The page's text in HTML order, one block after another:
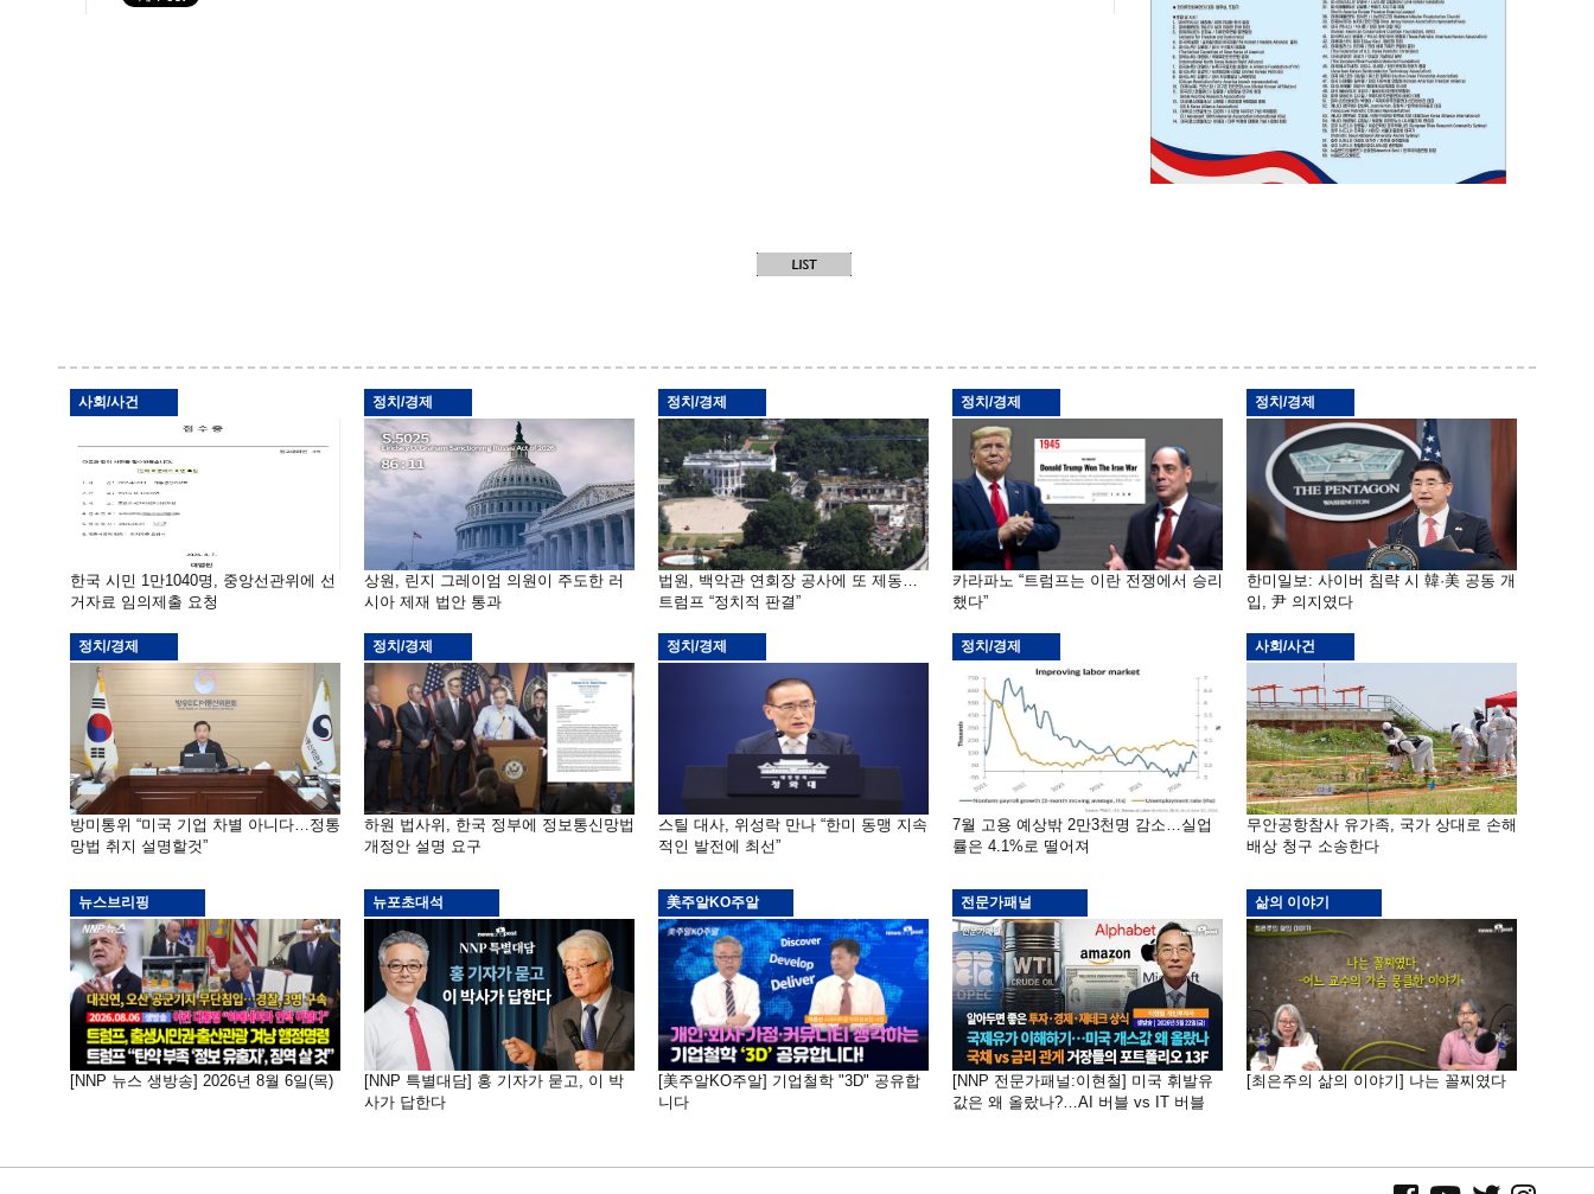
사회/사건
한국 시민 1만1040명, 중앙선관위에 선
거자료 임의제출 요청
정치/경제
상원, 린지 그레이엄 의원이 주도한 러
시아 제재 법안 통과
정치/경제
법원, 백악관 연회장 공사에 또 제동…
트럼프 “정치적 판결”
정치/경제
카라파노 “트럼프는 이란 전쟁에서 승리
했다”
정치/경제
한미일보: 사이버 침략 시 韓·美 공동 개
입, 尹 의지였다
정치/경제
방미통위 “미국 기업 차별 아니다…정통
망법 취지 설명할것”
정치/경제
하원 법사위, 한국 정부에 정보통신망법
개정안 설명 요구
정치/경제
스틸 대사, 위성락 만나 “한미 동맹 지속
적인 발전에 최선”
정치/경제
7월 고용 예상밖 2만3천명 감소…실업
률은 4.1%로 떨어져
사회/사건
무안공항참사 유가족, 국가 상대로 손해
배상 청구 소송한다
뉴스브리핑
[NNP 뉴스 생방송] 2026년 8월 6일(목)
뉴포초대석
[NNP 특별대담] 홍 기자가 묻고, 이 박
사가 답한다
美주알KO주알
[美주알KO주알] 기업철학 "3D" 공유합
니다
전문가패널
[NNP 전문가패널:이현철] 미국 휘발유
값은 왜 올랐나?…AI 버블 vs IT 버블
삶의 이야기
[최은주의 삶의 이야기] 나는 꼴찌였다